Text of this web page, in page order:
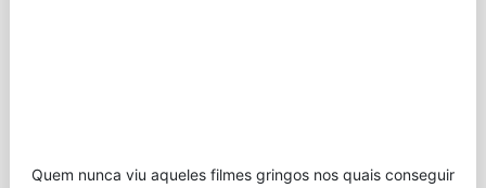
Quem nunca viu aqueles filmes gringos nos quais conseguir